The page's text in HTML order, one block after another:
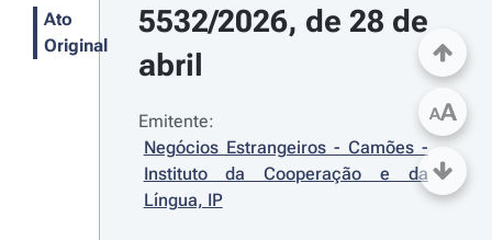
Ato
Original
5532/2026, de 28 de
abril
Emitente:
Negócios Estrangeiros - Camões -
Instituto da Cooperação e da
Língua, IP
AA